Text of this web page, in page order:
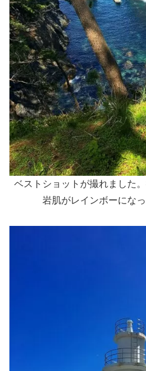
ベストショットが撮れました
岩肌がレインボーにな